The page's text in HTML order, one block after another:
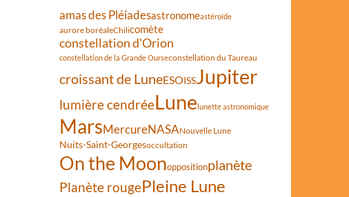
amas des Pléiadesastronomeastéroïde
aurore boréaleChilicomète
constellation d'Orion
constellation de la Grande Ourseconstellation du Taureau
croissant de LuneESOISSJupiter
lumière cendréeLunelunette astronomique
MarsMercureNASANouvelle Lune
Nuits-Saint-Georgesoccultation
On the Moonoppositionplanète
Planète rougePleine Lune